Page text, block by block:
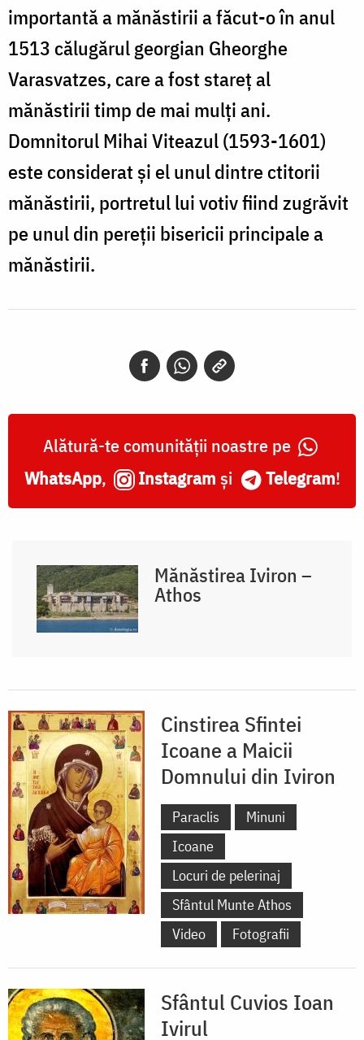
importantă a mănăstirii a făcut-o în anul
1513 călugărul georgian Gheorghe
Varasvatzes, care a fost stareţ al
mănăstirii timp de mai mulţi ani.
Domnitorul Mihai Viteazul (1593-1601)
este considerat şi el unul dintre ctitorii
mănăstirii, portretul lui votiv fiind zugrăvit
pe unul din pereţii bisericii principale a
mănăstirii.
Alătură-te comunității noastre pe
WhatsApp, Instagram și Telegram!
Mănăstirea Iviron –
Athos
Cinstirea Sfintei
Icoane a Maicii
Domnului din Iviron
Paraclis
Minuni
Icoane
Locuri de pelerinaj
Sfântul Munte Athos
Video
Fotografii
Sfântul Cuvios Ioan
Ivirul